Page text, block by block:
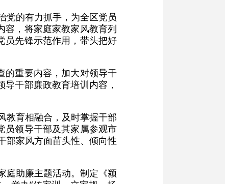
党的有力抓手，为全区党员
容，将家庭家教家风教育列
员先锋示范作用，带头把好
的重要内容，加大对领导干
干部廉政教育培训内容，
教育相融合，及时掌握干部
员领导干部及其家属参观市
部家风方面苗头性、倾向性
庭助廉主题活动。制定《颍